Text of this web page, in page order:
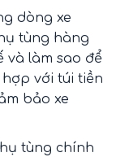
dòng xe
tùng hàng
và làm sao để
với túi tiền
bảo xe
tùng chính